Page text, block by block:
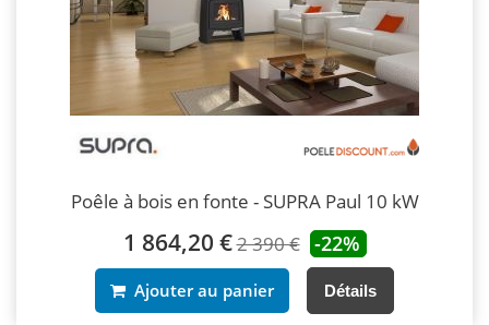
Poêle à bois en fonte - SUPRA Paul 10 kW
1 864,20 €2 390 € -22%
Ajouter au panier Détails